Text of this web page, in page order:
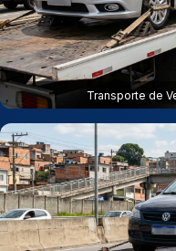
Transporte de